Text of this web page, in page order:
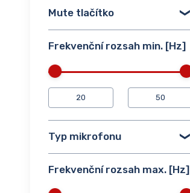
Mute tlačítko
Frekvenční rozsah min. [Hz]
Typ mikrofonu
Frekvenční rozsah max. [Hz]